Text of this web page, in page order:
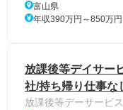
富山県
年収390万円～850万円
放課後等デイサー
社/持ち帰り仕事な
放課後等デーサービ